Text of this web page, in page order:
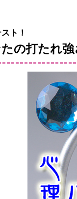
ト！
たの打たれ